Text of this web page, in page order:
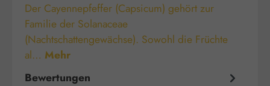
Der Cayennepfeffer (Capsicum) gehört zur
Familie der Solanaceae
(Nachtschattengewächse). Sowohl die Früchte
al… Mehr
Bewertungen